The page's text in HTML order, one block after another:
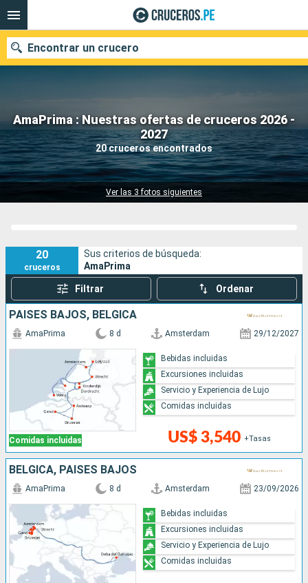
AmaPrima : Nuestras ofertas de cruceros 2026 -
2027
20 cruceros encontrados
Ver las 3 fotos siguientes
Encontrar un crucero
Nuestros destinos
Fecha de salida
20
cruceros
Sus criterios de búsqueda:
AmaPrima
Filtrar Ordenar
PAISES BAJOS, BÉLGICA
Comidas incluidas
AmaPrima 8 d Amsterdam 29/12/2027
US$ 3,540 +Tasas
Bebidas incluidas
Excursiones incluidas
Servicio y Experiencia de Lujo
Comidas incluidas
BÉLGICA, PAISES BAJOS
AmaPrima 8 d Amsterdam 23/09/2026
Bebidas incluidas
Excursiones incluidas
Servicio y Experiencia de Lujo
Comidas incluidas